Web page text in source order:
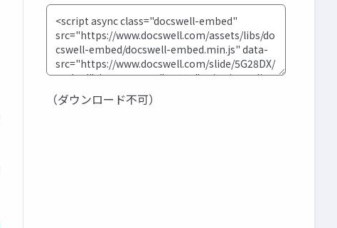
（ダウンロード不可）